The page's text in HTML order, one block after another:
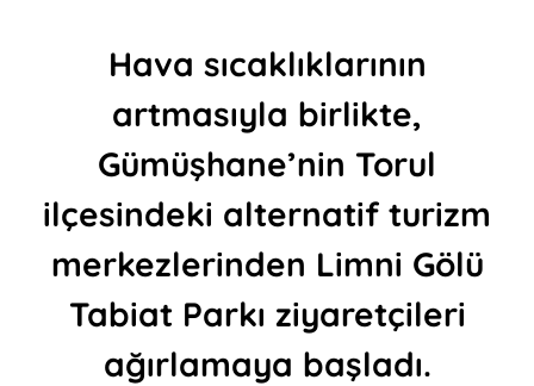
Hava sıcaklıklarının
artmasıyla birlikte,
Gümüşhane’nin Torul
ilçesindeki alternatif turizm
merkezlerinden Limni Gölü
Tabiat Parkı ziyaretçileri
ağırlamaya başladı.